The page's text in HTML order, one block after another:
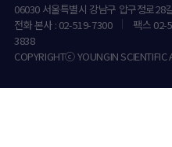
06030 서울특별시 강남구 압구정로28
전화 본사 : 02-519-7300
팩스 02-
3838
COPYRIGHTⓒ YOUNGIN SCIENTIFIC